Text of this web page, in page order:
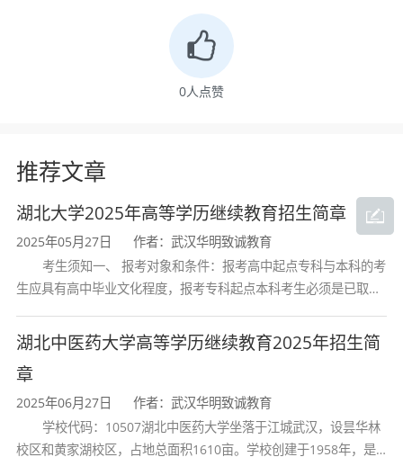
年，交通工程专业顺利通过中国工程教育专业认
。当前，专业紧扣新能源汽车、低空经济发展
前沿，围绕智慧交通进行转型升级，精准卡位湖
北两大战略性新兴产业。
考科目为政治、外语、高等数学（一）
三、培养目标
智、体、美、劳全面发展的社会主义事业可靠接
班人和合格建设者，具有良好的人文素养、社会
责任感、职业道德和国际视野，具备交通系统分
析与规划、交通基础设施建设与养护、交通系统
0人点赞
推荐文章
湖北大学2025年高等学历继续教育招生简章
2025年05月27日
作者：武汉华明致诚教育
考生须知一、 报考对象和条件：报考高中起点专科与本科的考
生应具有高中毕业文化程度，报考专科起点本科考生必须是已取得
构颁发的大学专科毕业证书的人
湖北中医药大学高等学历继续教育2025年招生简
章
2025年06月27日
作者：武汉华明致诚教育
学校代码：10507湖北中医药大学坐落于江城武汉，设昙华林
校区和黄家湖校区，占地总面积1610亩。学校创建于1958年，是